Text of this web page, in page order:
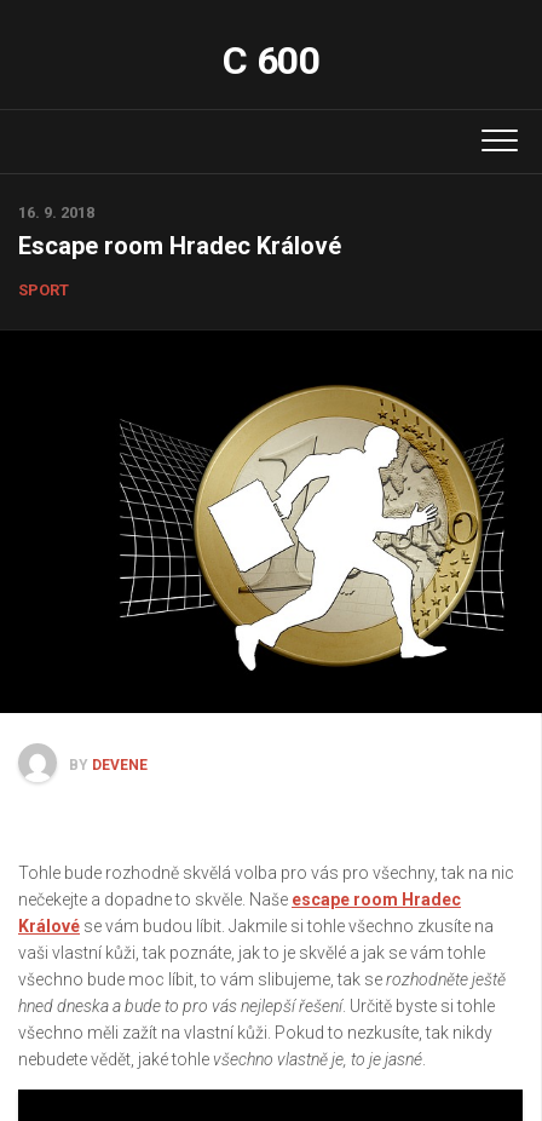
C 600
16. 9. 2018
Escape room Hradec Králové
SPORT
BY DEVENE
Tohle bude rozhodně skvělá volba pro vás pro všechny, tak na nic
nečekejte a dopadne to skvěle. Naše escape room Hradec
Králové se vám budou líbit. Jakmile si tohle všechno zkusíte na
vaši vlastní kůži, tak poznáte, jak to je skvělé a jak se vám tohle
všechno bude moc líbit, to vám slibujeme, tak serozhodněte ještě
hned dneska a bude to pro vás nejlepší řešení. Určitě byste si tohle
všechno měli zažít na vlastní kůži. Pokud to nezkusíte, tak nikdy
nebudete vědět, jaké tohlevšechno vlastně je, to je jasné.